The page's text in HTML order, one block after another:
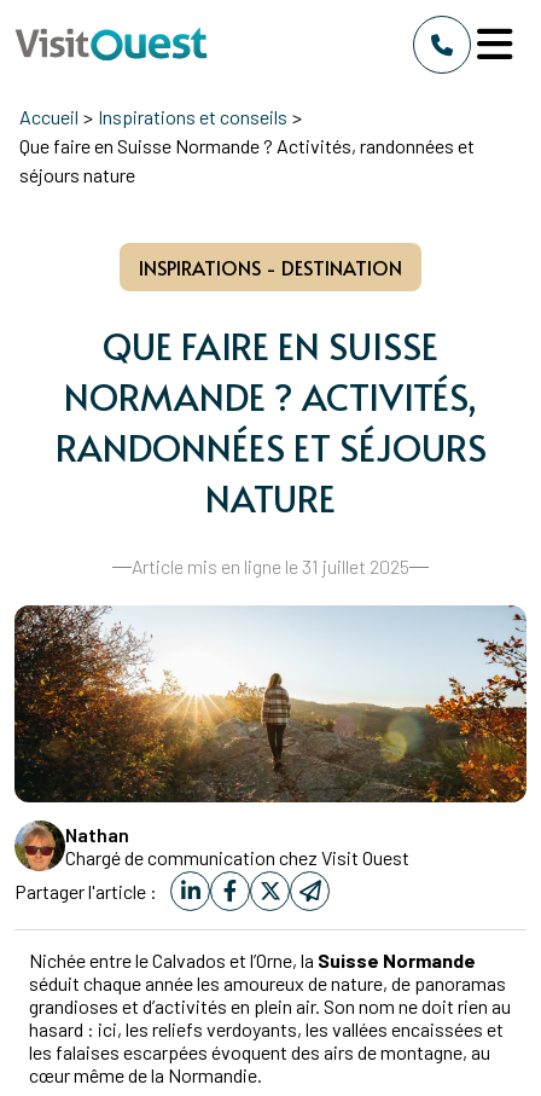
Accueil > Inspirations et conseils >
Que faire en Suisse Normande ? Activités, randonnées et
séjours nature
INSPIRATIONS - DESTINATION
QUE FAIRE EN SUISSE
NORMANDE ? ACTIVITÉS,
RANDONNÉES ET SÉJOURS
NATURE
Article mis en ligne le 31 juillet 2025
Nathan
Chargé de communication chez Visit Ouest
Partager l'article :
Nichée entre le Calvados et l’Orne, la Suisse Normande
séduit chaque année les amoureux de nature, de panoramas
grandioses et d’activités en plein air. Son nom ne doit rien au
hasard : ici, les reliefs verdoyants, les vallées encaissées et
les falaises escarpées évoquent des airs de montagne, au
cœur même de la Normandie.